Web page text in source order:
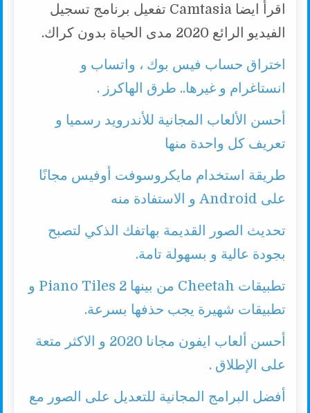
اقرأ ايضا Camtasia تفعيل برنامج تسجيل
الفيديو الرائع 2020 مدى الحياة بدون كراك.
اختراق حساب فيس بوك ، واتساب و
انستاغرام و غيرها.. طرق الهاكرز .
أحسن الألعاب المجانية للأندرويد رسميا و
تعريف كل واحدة منها
طريقة استخدام مايكروسوفت أوفيس مجانًا
على Android و الاستفادة منه
تحديث الصور القديمة بهاتفك الذكي لتصبح
بجودة عالية و بسهولة تامة.
تطبيقات Cheetah من بينها Piano Tiles 2 و
تطبيقات شهيرة يجب حذفها بسرعة.
أحسن ألعاب ايفون مجانا 2020 و الاكثر متعة
على الإطلاق .
أفضل البرامج المجانية للتعديل على الصور مع